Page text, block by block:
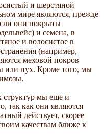
и шерстяной
мире являются, прежде
они покрыты
и семена, в
и волосистое в
(например,
меховой покров
или пух. Кроме того, мы
мы еще и
так как они являются
действует, скорее
качествам ближе к